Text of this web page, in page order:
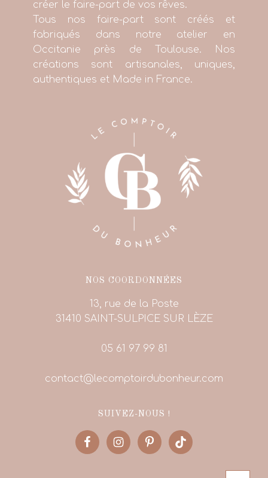
créer le faire-part de vos rêves.
Tous nos faire-part sont créés et
fabriqués dans notre atelier en
Occitanie près de Toulouse. Nos
créations sont artisanales, uniques,
authentiques et Made in France.
NOS COORDONNÉES
13, rue de la Poste
31410 SAINT-SULPICE SUR LÈZE
05 61 97 99 81
contact@lecomptoirdubonheur.com
SUIVEZ-NOUS !